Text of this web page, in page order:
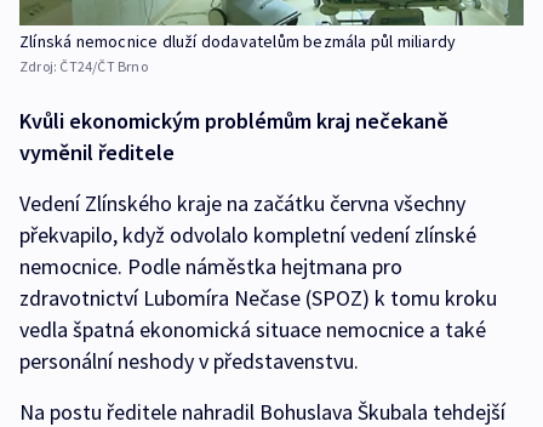
Zlínská nemocnice dluží dodavatelům bezmála půl miliardy
Zdroj: ČT24/ČT Brno
Kvůli ekonomickým problémům kraj nečekaně
vyměnil ředitele
Vedení Zlínského kraje na začátku června všechny
překvapilo, když odvolalo kompletní vedení zlínské
nemocnice. Podle náměstka hejtmana pro
zdravotnictví Lubomíra Nečase (SPOZ) k tomu kroku
vedla špatná ekonomická situace nemocnice a také
personální neshody v představenstvu.
Na postu ředitele nahradil Bohuslava Škubala tehdejší